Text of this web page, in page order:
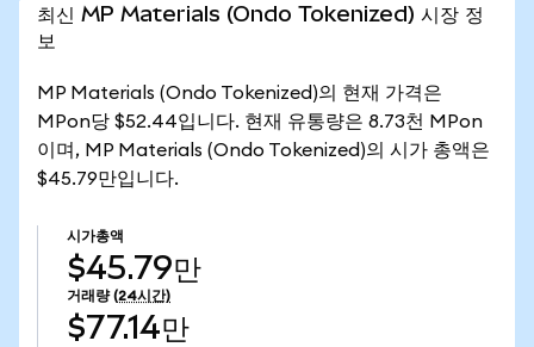
최신 MP Materials (Ondo Tokenized) 시장 정
보
MP Materials (Ondo Tokenized)의 현재 가격은
MPon당 $52.44입니다. 현재 유통량은 8.73천 MPon
이며, MP Materials (Ondo Tokenized)의 시가 총액은
$45.79만입니다.
시가총액
$45.79만
거래량 (24시간)
$77.14만